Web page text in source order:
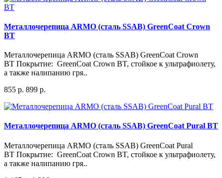
Металлочерепица ARMO (сталь SSAB) GreenCoat Crown
BT
Металлочерепица ARMO (сталь SSAB) GreenCoat Crown
BT Покрытие: GreenCoat Crown BT, стойкое к ультрафиолету,
а также налипанию гря..
855 р. 899 р.
Металлочерепица ARMO (сталь SSAB) GreenCoat Pural BT
Металлочерепица ARMO (сталь SSAB) GreenCoat Pural
BT Покрытие: GreenCoat Crown BT, стойкое к ультрафиолету,
а также налипанию гря..